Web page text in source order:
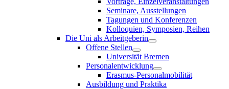
Seminare, Ausstellungen
Tagungen und Konferenzen
Kolloquien, Symposien, Reihen
Die Uni als Arbeitgeberin
Offene Stellen
Universität Bremen
Personalentwicklung
Erasmus-Personalmobilität
Ausbildung und Praktika